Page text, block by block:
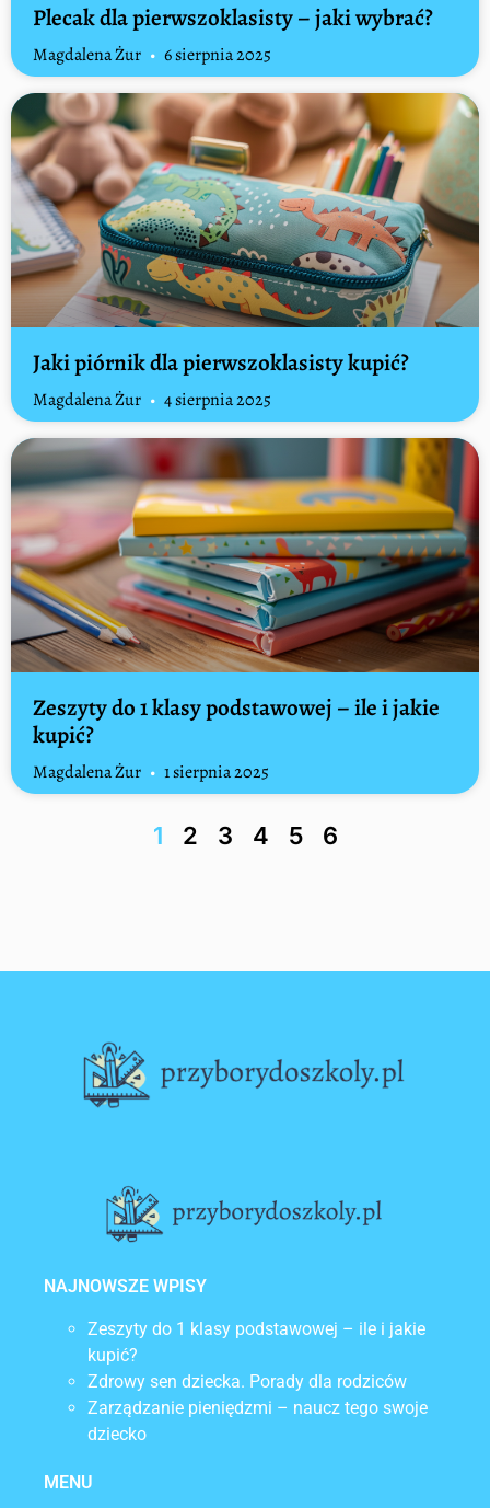
Plecak dla pierwszoklasisty – jaki wybrać?
Magdalena Żur 6 sierpnia 2025
Jaki piórnik dla pierwszoklasisty kupić?
Magdalena Żur 4 sierpnia 2025
Zeszyty do 1 klasy podstawowej – ile i jakie
kupić?
Magdalena Żur 1 sierpnia 2025
1 2 3 4 5 6
ullamcorper mattis, pulvinar dapibus leo.
NAJNOWSZE WPISY
Zeszyty do 1 klasy podstawowej – ile i jakie
kupić?
Zdrowy sen dziecka. Porady dla rodziców
Zarządzanie pieniędzmi – naucz tego swoje
dziecko
MENU